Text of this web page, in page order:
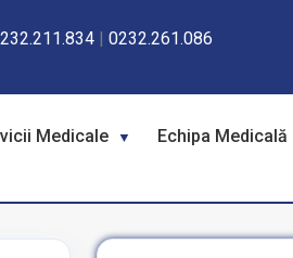
| 0232.261.086
Medicale Echipa Medicală